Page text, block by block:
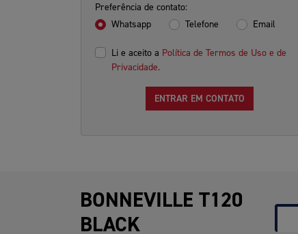
Preferência de contato:
Whatsapp
Telefone Email
Li e aceito a Política de Termos de Uso e de
Privacidade.
ENTRAR EM CONTATO
BONNEVILLE T120
BLACK